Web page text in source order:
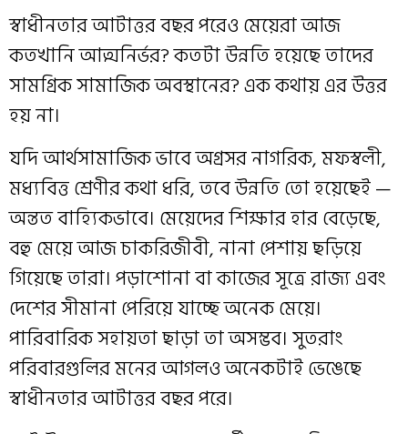
স্বাধীনতার আটাত্তর বছর পরেও মেয়েরা আজ
কতখানি আত্মনির্ভর? কতটা উন্নতি হয়েছে তাদের
সামগ্রিক সামাজিক অবস্থানের? এক কথায় এর উত্তর
হয় না।
যদি আর্থসামাজিক ভাবে অগ্রসর নাগরিক, মফস্বলী,
মধ্যবিত্ত শ্রেণীর কথা ধরি, তবে উন্নতি তো হয়েছেই —
অন্তত বাহ্যিকভাবে। মেয়েদের শিক্ষার হার বেড়েছে,
বহু মেয়ে আজ চাকরিজীবী, নানা পেশায় ছড়িয়ে
গিয়েছে তারা। পড়াশোনা বা কাজের সূত্রে রাজ্য এবং
দেশের সীমানা পেরিয়ে যাচ্ছে অনেক মেয়ে।
পারিবারিক সহায়তা ছাড়া তা অসম্ভব। সুতরাং
পরিবারগুলির মনের আগলও অনেকটাই ভেঙেছে
স্বাধীনতার আটাত্তর বছর পরে।